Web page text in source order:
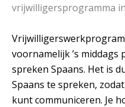
vrijwilligersprogramma
voornamelijk ’s middags
spreken Spaans. Het is
Spaans te spreken,
kunt communiceren. Je